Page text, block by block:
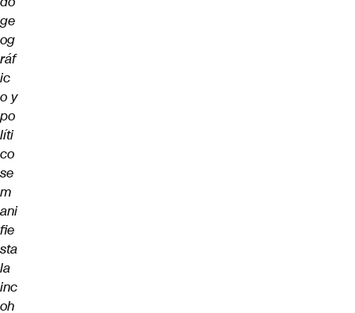
ge
og
ráf
ic
o y
po
líti
co
se
m
ani
fie
sta
la
inc
oh